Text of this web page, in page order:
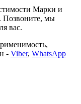
Марки и
Позвоните, мы
вас.
- Viber, WhatsApp